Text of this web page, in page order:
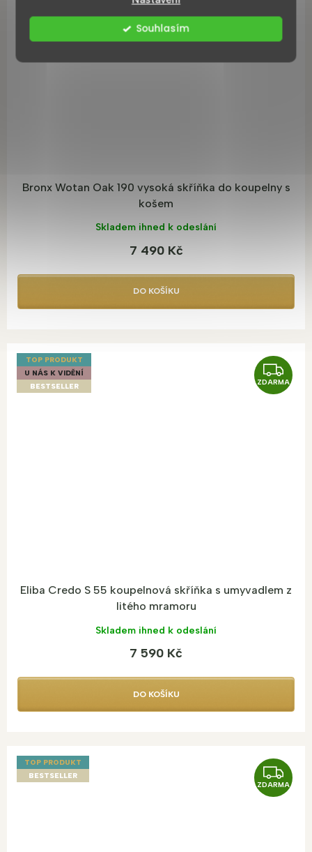
Souhlasím
A
Bronx Wotan Oak 190 vysoká skříňka do koupelny s
košem
Skladem ihned k odeslání
7 490 Kč
DO KOŠÍKU
TOP PRODUKT
U NÁS K VIDĚNÍ
BESTSELLER
Z
D
ZDARMA
Eliba Credo S 55 koupelnová skříňka s umyvadlem z
litého mramoru
Skladem ihned k odeslání
7 590 Kč
DO KOŠÍKU
TOP PRODUKT
BESTSELLER
Z
D
ZDARMA